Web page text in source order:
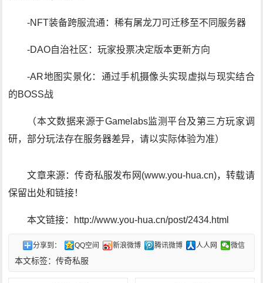
-NFT装备跨服流通：稀有屠龙刀可迁移至不同服务器
-DAO自治社区：玩家投票决定版本更新方向
-AR地图实景化：通过手机摄像头实现虚拟与现实结合
的BOSS战
（本文数据来源于Gamelabs监测平台及第三方玩家调
研，部分玩法存在服务器差异，请以实际体验为准）
文章来源：传奇私服发布网(www.you-hua.cn)，转载请
保留出处和链接！
本文链接：http://www.you-hua.cn/post/2434.html
分享到： QQ空间 新浪微博 腾讯微博 人人网 微信
本文标签：传奇私服